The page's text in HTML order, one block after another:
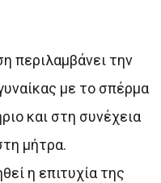
περιλαμβάνει την
με το σπέρμα
και στη συνέχεια
μήτρα.
η επιτυχία της